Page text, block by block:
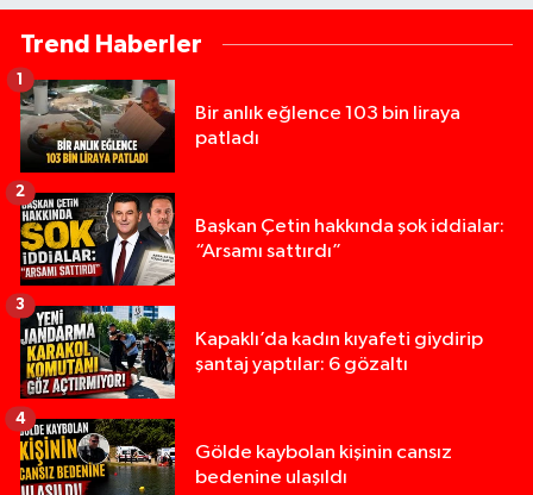
Trend Haberler
Bir anlık eğlence 103 bin liraya
patladı
1
Başkan Çetin hakkında şok iddialar:
“Arsamı sattırdı”
2
Kapaklı’da kadın kıyafeti giydirip
şantaj yaptılar: 6 gözaltı
3
Gölde kaybolan kişinin cansız
bedenine ulaşıldı
4